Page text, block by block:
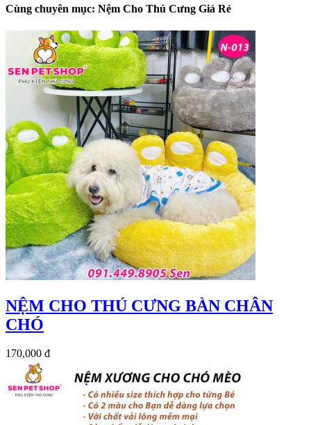
Cùng chuyên mục: Nệm Cho Thú Cưng Giá Rẻ
NỆM CHO THÚ CƯNG BÀN CHÂN
CHÓ
170,000 đ